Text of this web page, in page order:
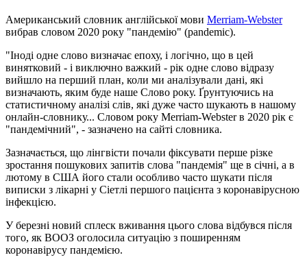
Американський словник англійської мови Merriam-Webster
вибрав словом 2020 року "пандемію" (pandemic).
"Іноді одне слово визначає епоху, і логічно, що в цей
винятковий - і виключно важкий - рік одне слово відразу
вийшло на перший план, коли ми аналізували дані, які
визначають, яким буде наше Слово року. Ґрунтуючись на
статистичному аналізі слів, які дуже часто шукають в нашому
онлайн-словнику... Словом року Merriam-Webster в 2020 рік є
"пандемічний", - зазначено на сайті словника.
Зазначається, що лінгвісти почали фіксувати перше різке
зростання пошукових запитів слова "пандемія" ще в січні, а в
лютому в США його стали особливо часто шукати після
виписки з лікарні у Сіетлі першого пацієнта з коронавірусною
інфекцією.
У березні новий сплеск вживання цього слова відбувся після
того, як ВООЗ оголосила ситуацію з поширенням
коронавірусу пандемією.